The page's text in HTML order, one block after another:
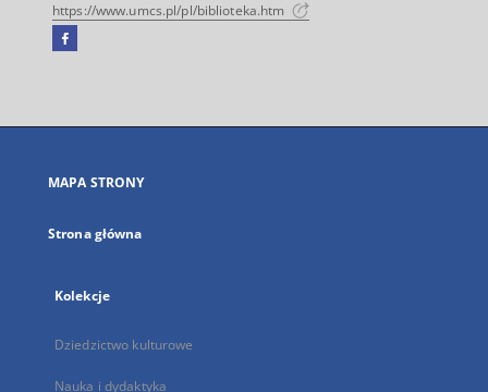
https://www.umcs.pl/pl/biblioteka.htm
Facebook
się
karcie
MAPA STRONY
Strona główna
Kolekcje
Dziedzictwo kulturowe
Nauka i dydaktyka